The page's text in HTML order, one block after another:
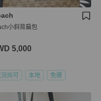
小斜背扁包
5,000
尚可 本地 免運